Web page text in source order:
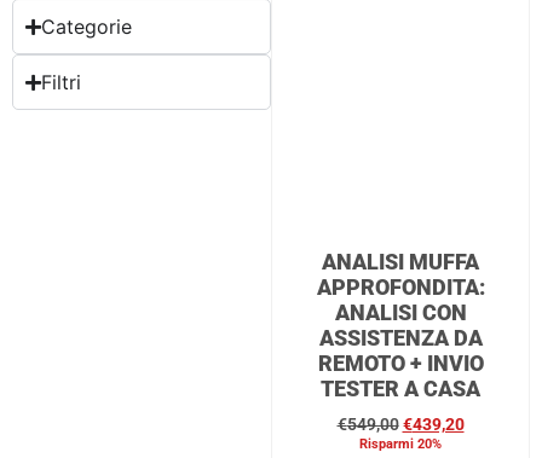
Categorie
Filtri
ANALISI MUFFA
APPROFONDITA:
ANALISI CON
ASSISTENZA DA
REMOTO + INVIO
TESTER A CASA
€549,00 €439,20
Risparmi 20%